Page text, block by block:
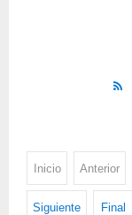
Inicio Anterior
Siguiente Final